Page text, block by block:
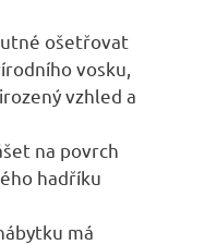
ošetřovat
vosku,
vzhled a
na povrch
hadříku
má